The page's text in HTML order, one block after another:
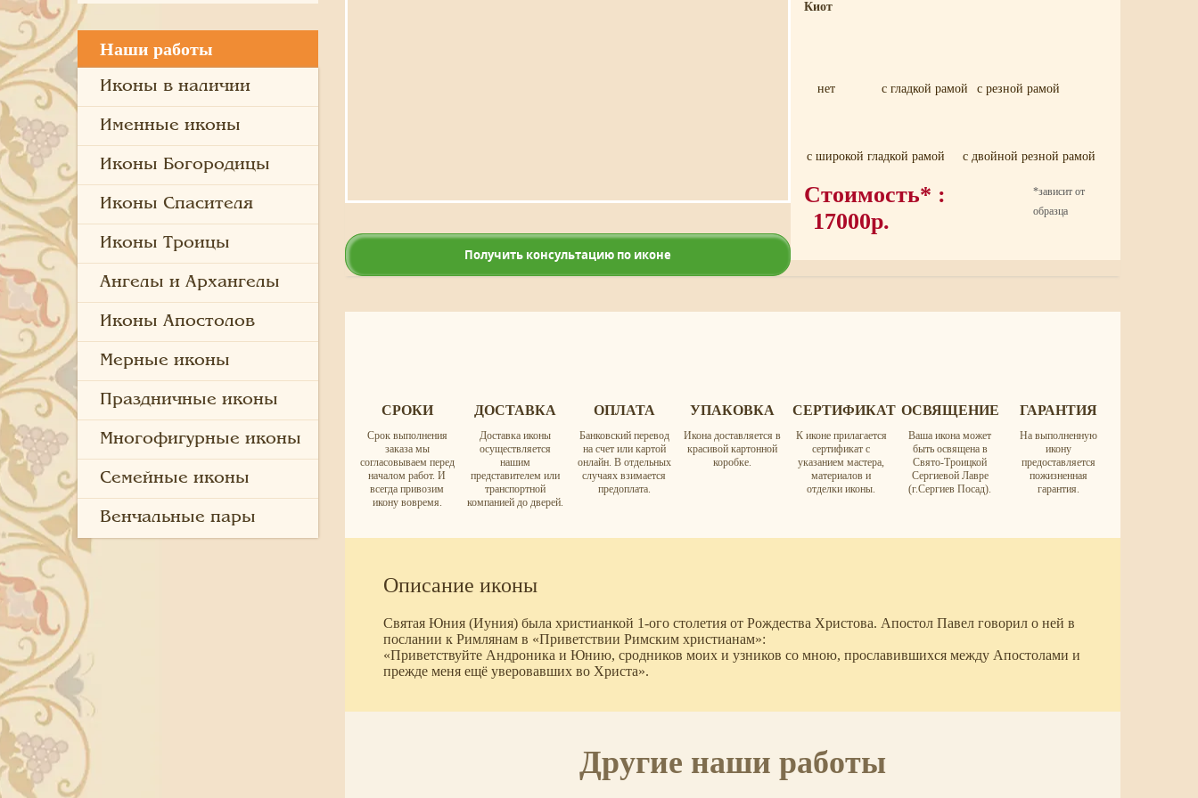
Наши работы
Иконы в наличии
Именные иконы
Иконы Богородицы
Иконы Спасителя
Иконы Троицы
Ангелы и Архангелы
Иконы Апостолов
Мерные иконы
Праздничные иконы
Многофигурные иконы
Семейные иконы
Венчальные пары
Получить консультацию по иконе
Киот
нет с гладкой рамой с резной рамой
с широкой гладкой рамой с двойной резной рамой
Стоимость* :
17000р.
*зависит от
образца
СРОКИ
Срок выполнения
заказа мы
согласовываем перед
началом работ. И
всегда привозим
икону вовремя.
ДОСТАВКА
Доставка иконы
осуществляется
нашим
представителем или
транспортной
компанией до дверей.
ОПЛАТА
Банковский перевод
на счет или картой
онлайн. В отдельных
случаях взимается
предоплата.
УПАКОВКА
Икона доставляется в
красивой картонной
коробке.
СЕРТИФИКАТ
К иконе прилагается
сертификат с
указанием мастера,
материалов и
отделки иконы.
ОСВЯЩЕНИЕ
Ваша икона может
быть освящена в
Свято-Троицкой
Сергиевой Лавре
(г.Сергиев Посад).
ГАРАНТИЯ
На выполненную
икону
предоставляется
пожизненная
гарантия.
Описание иконы
Святая Юния (Иуния) была христианкой 1-ого столетия от Рождества Христова. Апостол Павел говорил о ней в
послании к Римлянам в «Приветствии Римским христианам»:
«Приветствуйте Андроника и Юнию, сродников моих и узников со мною, прославившихся между Апостолами и
прежде меня ещё уверовавших во Христа».
Другие наши работы